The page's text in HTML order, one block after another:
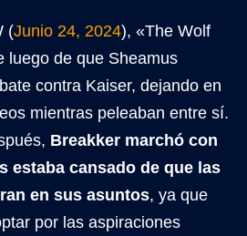
(Junio 24, 2024), «The Wolf
luego de que Sheamus
contra Kaiser, dejando en
mientras peleaban entre sí.
Breakker marchó con
estaba cansado de que las
en sus asuntos, ya que
por las aspiraciones